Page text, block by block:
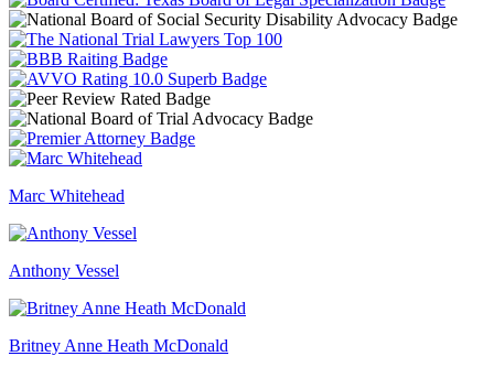
Marc Whitehead
Anthony Vessel
Britney Anne Heath McDonald